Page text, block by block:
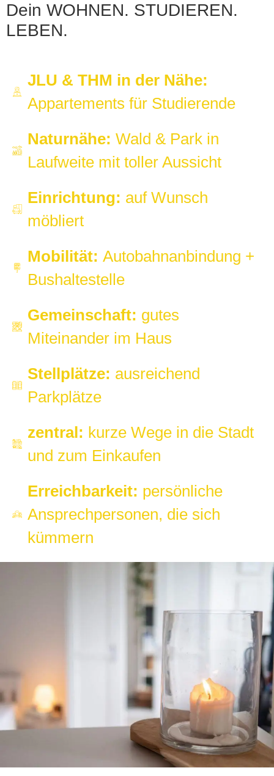
Dein WOHNEN. STUDIEREN.
LEBEN.
JLU & THM in der Nähe:
Appartements für Studierende
Naturnähe: Wald & Park in
Laufweite mit toller Aussicht
Einrichtung: auf Wunsch
möbliert
Mobilität: Autobahnanbindung +
Bushaltestelle
Gemeinschaft: gutes
Miteinander im Haus
Stellplätze: ausreichend
Parkplätze
zentral: kurze Wege in die Stadt
und zum Einkaufen
Erreichbarkeit: persönliche
Ansprechpersonen, die sich
kümmern